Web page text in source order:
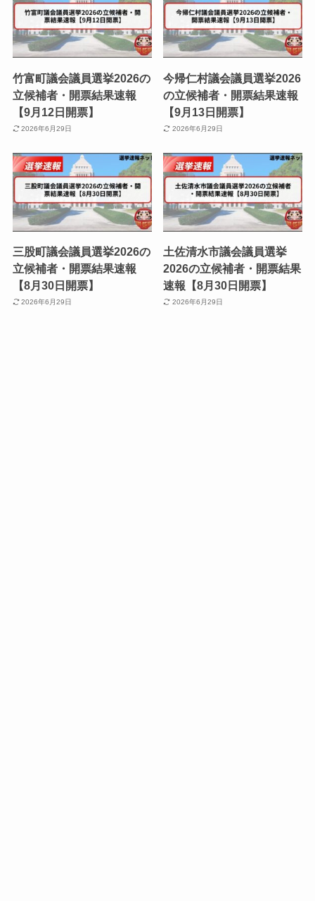
竹富町議会議員選挙2026の
立候補者・開票結果速報
【9月12日開票】
2026年6月29日
今帰仁村議会議員選挙2026
の立候補者・開票結果速報
【9月13日開票】
2026年6月29日
三股町議会議員選挙2026の
立候補者・開票結果速報
【8月30日開票】
2026年6月29日
土佐清水市議会議員選挙
2026の立候補者・開票結果
速報【8月30日開票】
2026年6月29日